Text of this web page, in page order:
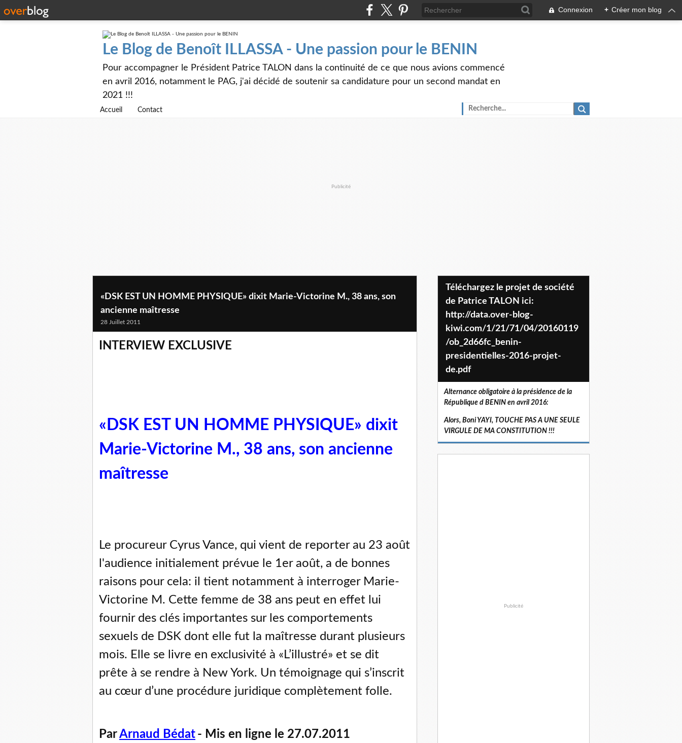
Connexion + Créer mon blog
Le Blog de Benoît ILLASSA - Une passion pour le BENIN
Pour accompagner le Président Patrice TALON dans la continuité de ce que nous avions commencé
en avril 2016, notamment le PAG, j'ai décidé de soutenir sa candidature pour un second mandat en
2021 !!!
Accueil Contact
Publicité
«DSK EST UN HOMME PHYSIQUE» dixit Marie-Victorine M., 38 ans, son
ancienne maîtresse
28 Juillet 2011
INTERVIEW EXCLUSIVE
«DSK EST UN HOMME PHYSIQUE» dixit
Marie-Victorine M., 38 ans, son ancienne
maîtresse
Le procureur Cyrus Vance, qui vient de reporter au 23 août
l'audience initialement prévue le 1er août, a de bonnes
raisons pour cela: il tient notamment à interroger Marie-
Victorine M. Cette femme de 38 ans peut en effet lui
fournir des clés importantes sur les comportements
sexuels de DSK dont elle fut la maîtresse durant plusieurs
mois. Elle se livre en exclusivité à «L’illustré» et se dit
prête à se rendre à New York. Un témoignage qui s’inscrit
au cœur d’une procédure juridique complètement folle.
ParArnaud Bédat - Mis en ligne le 27.07.2011
Téléchargez le projet de société
de Patrice TALON ici:
http://data.over-blog-
kiwi.com/1/21/71/04/20160119
/ob_2d66fc_benin-
presidentielles-2016-projet-
de.pdf
Alternance obligatoire à la présidence de la
République d BENIN en avril 2016:
Alors, Boni YAYI, TOUCHE PAS A UNE SEULE
VIRGULE DE MA CONSTITUTION !!!
Publicité